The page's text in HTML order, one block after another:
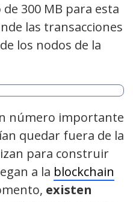
300 MB para esta
las transacciones
los nodos de la
número importante
quedar fuera de la
para construir
a la blockchain
existen